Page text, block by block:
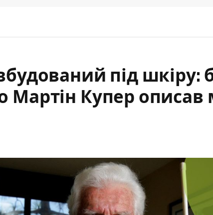
під шкіру:
Мартін Купер описав